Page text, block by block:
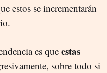
estos se incrementarán
es que estas
sobre todo si